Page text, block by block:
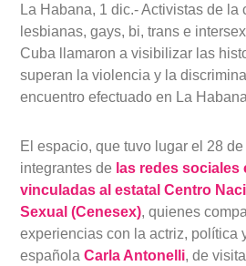
La Habana, 1 dic.- Activistas de la
lesbianas, gays, bi, trans e
Cuba llamaron a visibilizar las
superan la violencia y la
encuentro efectuado en La
El espacio, que tuvo lugar el 28
integrantes de las redes
vinculadas al estatal Centro
Sexual (Cenesex), quienes
experiencias con la actriz, política
españolaCarla Antonelli, de